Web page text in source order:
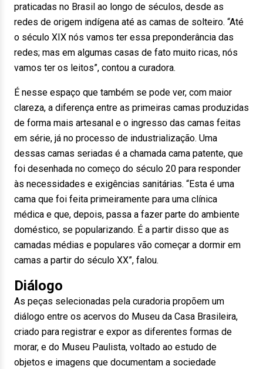
praticadas no Brasil ao longo de séculos, desde as
redes de origem indígena até as camas de solteiro. “Até
o século XIX nós vamos ter essa preponderância das
redes; mas em algumas casas de fato muito ricas, nós
vamos ter os leitos”, contou a curadora.
É nesse espaço que também se pode ver, com maior
clareza, a diferença entre as primeiras camas produzidas
de forma mais artesanal e o ingresso das camas feitas
em série, já no processo de industrialização. Uma
dessas camas seriadas é a chamada cama patente, que
foi desenhada no começo do século 20 para responder
às necessidades e exigências sanitárias. “Esta é uma
cama que foi feita primeiramente para uma clínica
médica e que, depois, passa a fazer parte do ambiente
doméstico, se popularizando. É a partir disso que as
camadas médias e populares vão começar a dormir em
camas a partir do século XX”, falou.
Diálogo
As peças selecionadas pela curadoria propõem um
diálogo entre os acervos do Museu da Casa Brasileira,
criado para registrar e expor as diferentes formas de
morar, e do Museu Paulista, voltado ao estudo de
objetos e imagens que documentam a sociedade